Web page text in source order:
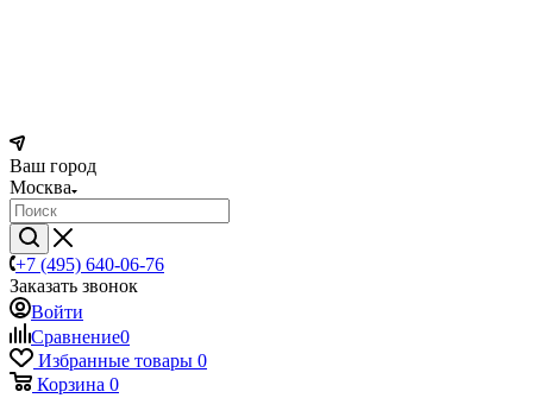
Ваш город
Москва
+7 (495) 640-06-76
Заказать звонок
Войти
Сравнение0
Избранные товары 0
Корзина 0